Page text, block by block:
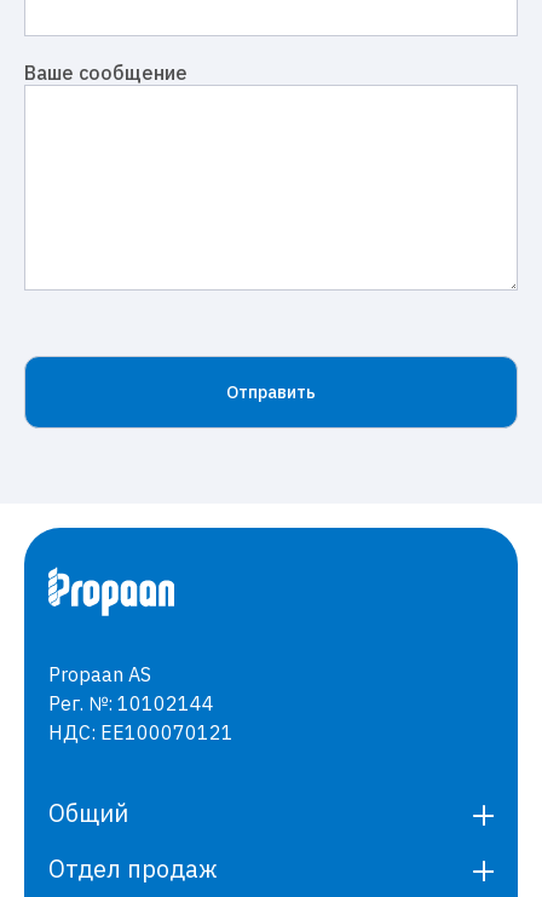
Ваше сообщение
Propaan AS
Рег. №: 10102144
НДС: EE100070121
Общий
Отдел продаж